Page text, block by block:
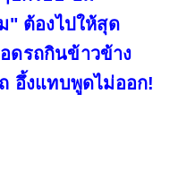
" ต้องไปให้สุด
ดรถกินข้าวข้าง
อึ้งแทบพูดไม่ออก!